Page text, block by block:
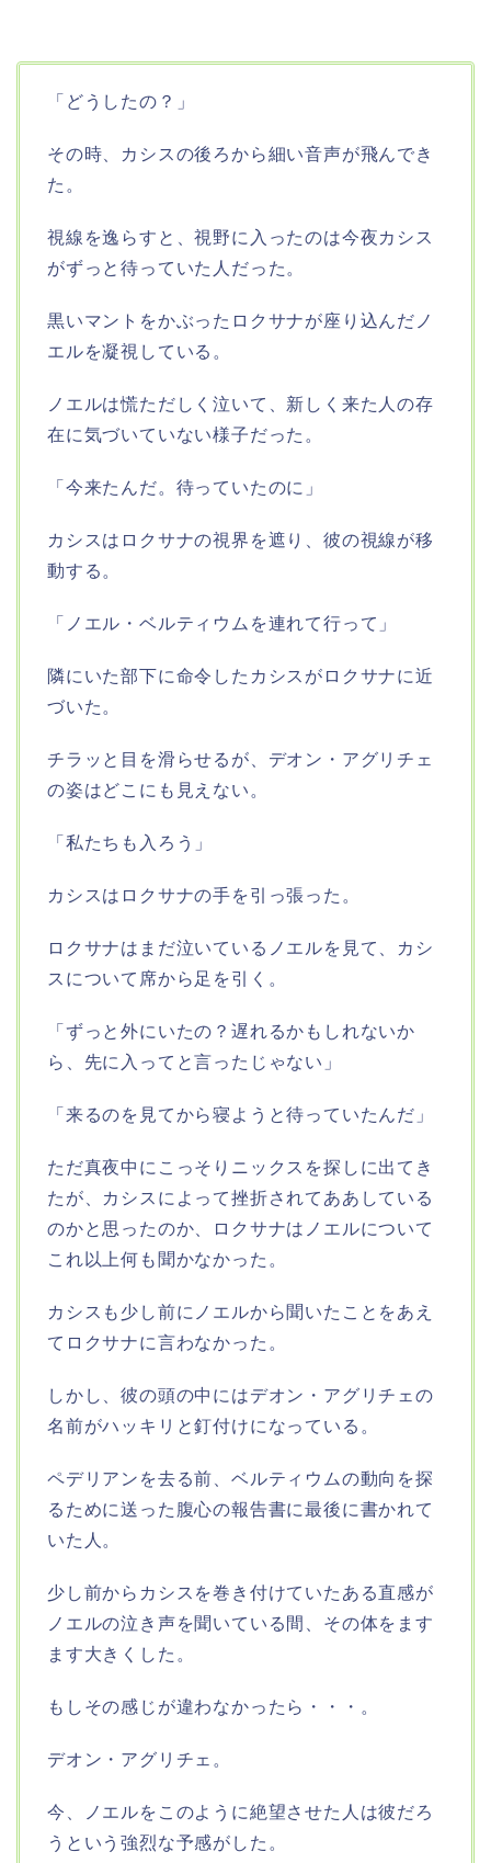
「どうしたの？」
その時、カシスの後ろから細い音声が飛んでき
た。
視線を逸らすと、視野に入ったのは今夜カシス
がずっと待っていた人だった。
黒いマントをかぶったロクサナが座り込んだノ
エルを凝視している。
ノエルは慌ただしく泣いて、新しく来た人の存
在に気づいていない様子だった。
「今来たんだ。待っていたのに」
カシスはロクサナの視界を遮り、彼の視線が移
動する。
「ノエル・ベルティウムを連れて行って」
隣にいた部下に命令したカシスがロクサナに近
づいた。
チラッと目を滑らせるが、デオン・アグリチェ
の姿はどこにも見えない。
「私たちも入ろう」
カシスはロクサナの手を引っ張った。
ロクサナはまだ泣いているノエルを見て、カシ
スについて席から足を引く。
「ずっと外にいたの？遅れるかもしれないか
ら、先に入ってと言ったじゃない」
「来るのを見てから寝ようと待っていたんだ」
ただ真夜中にこっそりニックスを探しに出てき
たが、カシスによって挫折されてああしている
のかと思ったのか、ロクサナはノエルについて
これ以上何も聞かなかった。
カシスも少し前にノエルから聞いたことをあえ
てロクサナに言わなかった。
しかし、彼の頭の中にはデオン・アグリチェの
名前がハッキリと釘付けになっている。
ペデリアンを去る前、ベルティウムの動向を探
るために送った腹心の報告書に最後に書かれて
いた人。
少し前からカシスを巻き付けていたある直感が
ノエルの泣き声を聞いている間、その体をます
ます大きくした。
もしその感じが違わなかったら・・・。
デオン・アグリチェ。
今、ノエルをこのように絶望させた人は彼だろ
うという強烈な予感がした。